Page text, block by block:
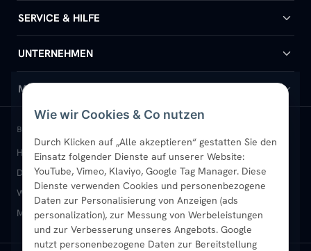
Wie wir Cookies & Co nutzen
Durch Klicken auf „Alle akzeptieren“ gestatten Sie den
Einsatz folgender Dienste auf unserer Website:
YouTube, Vimeo, Klaviyo, Google Tag Manager. Diese
Dienste verwenden Cookies und personenbezogene
Daten zur Personalisierung von Anzeigen (ads
personalization), zur Messung von Werbeleistungen
und zur Verbesserung unseres Angebots. Google
nutzt personenbezogene Daten zur Bereitstellung
Badheizkörper
Handtuchheizkörper
Design-Heizkörper
Paneelheizkörper
Vertikal-Heizkörper
Heizkörper-Zubehör
SERVICE & HILFE
Hilfe & Kontakt
Versand & Lieferung
Rückgabe & Widerruf
Garantie & Gewährleistung
Montageservice vor Ort
Sendung verfolgen
UNTERNEHMEN
Wir über uns
Standort & Abholung Jüchen
B2B-Kunden
Karriere
Ratgeber
MEIN KONTO
Anmelden / Mein Konto
Merkliste
Newsletter
Aktuelle Angebote
BELIEBTE KATEGORIEN
Heizkörper kaufenBadheizkörperHandtuchheizkörper
Design-HeizkörperPaneelheizkörperVertikal-Heizkörper
Wandheizkörper Wohnraum-Heizkörper Badheizkörper Schwarz
Mischbetrieb-HeizkörperHeizkörper-ZubehörAktuelle Angebote